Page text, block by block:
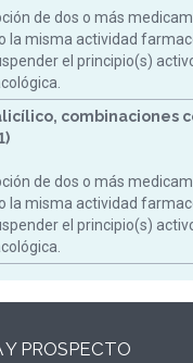
de dos o más
la misma actividad
el principio(s)
combinaciones
de dos o más
la misma actividad
el principio(s)
PROSPECTO